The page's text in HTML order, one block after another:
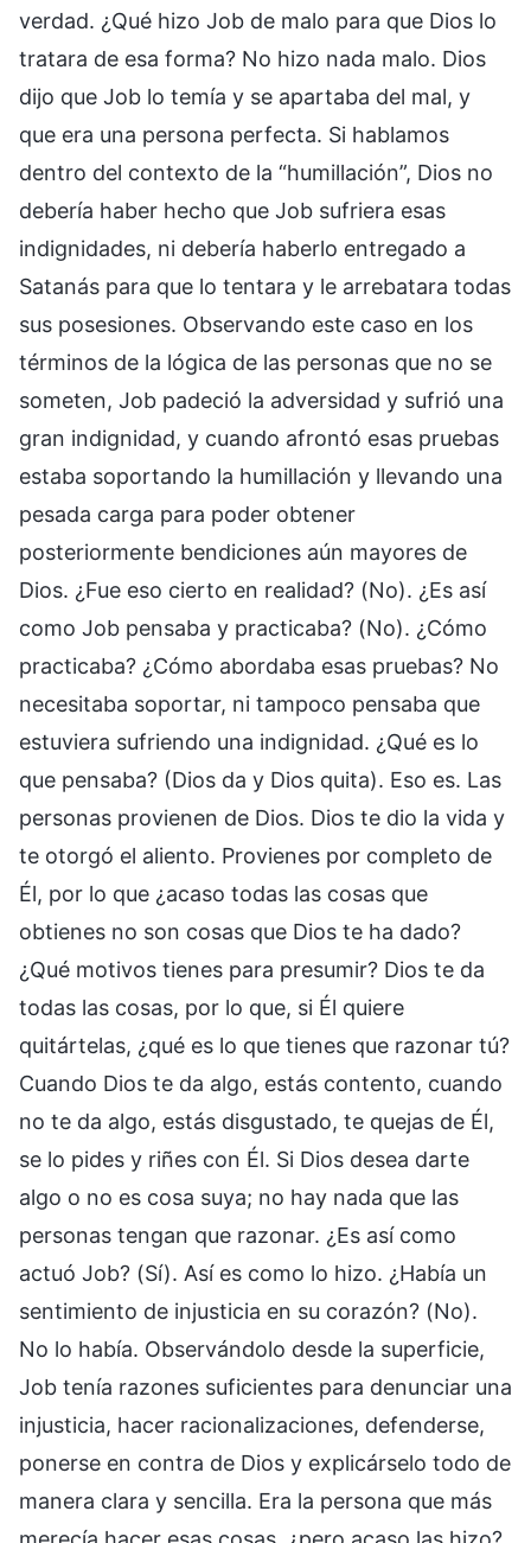
verdad. ¿Qué hizo Job de malo para que Dios lo
tratara de esa forma? No hizo nada malo. Dios
dijo que Job lo temía y se apartaba del mal, y
que era una persona perfecta. Si hablamos
dentro del contexto de la “humillación”, Dios no
debería haber hecho que Job sufriera esas
indignidades, ni debería haberlo entregado a
Satanás para que lo tentara y le arrebatara todas
sus posesiones. Observando este caso en los
términos de la lógica de las personas que no se
someten, Job padeció la adversidad y sufrió una
gran indignidad, y cuando afrontó esas pruebas
estaba soportando la humillación y llevando una
pesada carga para poder obtener
posteriormente bendiciones aún mayores de
Dios. ¿Fue eso cierto en realidad? (No). ¿Es así
como Job pensaba y practicaba? (No). ¿Cómo
practicaba? ¿Cómo abordaba esas pruebas? No
necesitaba soportar, ni tampoco pensaba que
estuviera sufriendo una indignidad. ¿Qué es lo
que pensaba? (Dios da y Dios quita). Eso es. Las
personas provienen de Dios. Dios te dio la vida y
te otorgó el aliento. Provienes por completo de
Él, por lo que ¿acaso todas las cosas que
obtienes no son cosas que Dios te ha dado?
¿Qué motivos tienes para presumir? Dios te da
todas las cosas, por lo que, si Él quiere
quitártelas, ¿qué es lo que tienes que razonar tú?
Cuando Dios te da algo, estás contento, cuando
no te da algo, estás disgustado, te quejas de Él,
se lo pides y riñes con Él. Si Dios desea darte
algo o no es cosa suya; no hay nada que las
personas tengan que razonar. ¿Es así como
actuó Job? (Sí). Así es como lo hizo. ¿Había un
sentimiento de injusticia en su corazón? (No).
No lo había. Observándolo desde la superficie,
Job tenía razones suficientes para denunciar una
injusticia, hacer racionalizaciones, defenderse,
ponerse en contra de Dios y explicárselo todo de
manera clara y sencilla. Era la persona que más